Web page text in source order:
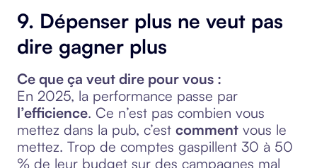
9. Dépenser plus ne veut pas
dire gagner plus
Ce que ça veut dire pour vous :
En 2025, la performance passe par
l’efficience. Ce n’est pas combien vous
mettez dans la pub, c’est comment vous le
mettez. Trop de comptes gaspillent 30 à 50
% de leur budget sur des campagnes mal